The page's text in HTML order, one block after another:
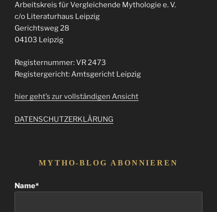
Arbeitskreis für Vergleichende Mythologie e. V.
c/o Literaturhaus Leipzig
Gerichtsweg 28
04103 Leipzig
Registernummer: VR 2473
Registergericht: Amtsgericht Leipzig
hier geht’s zur vollständigen Ansicht
DATENSCHUTZERKLÄRUNG
MYTHO-BLOG ABONNIEREN
Name*